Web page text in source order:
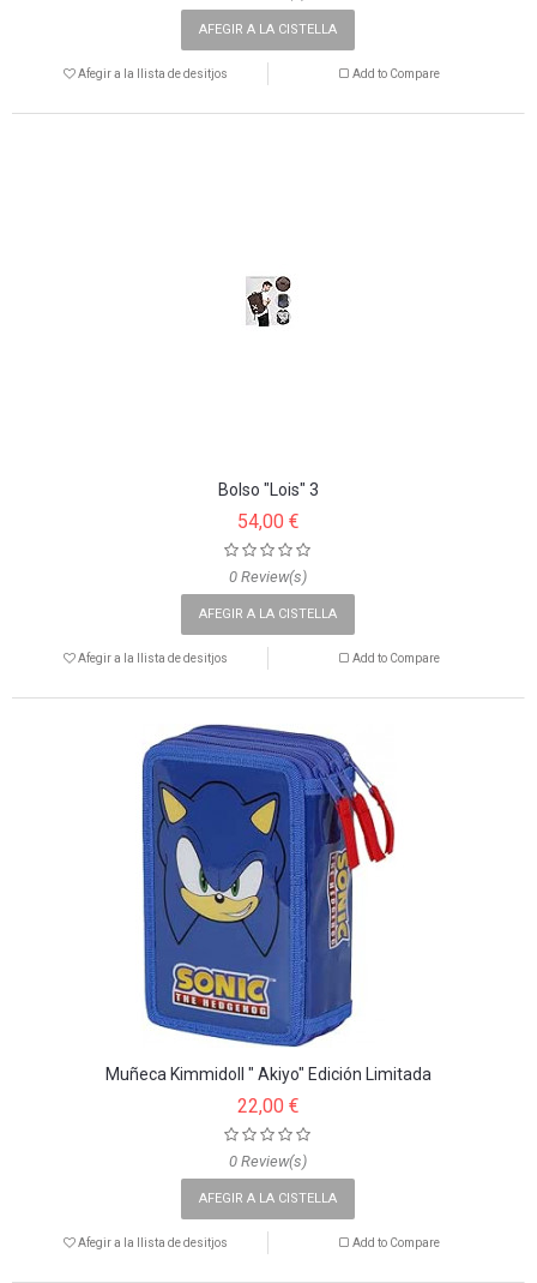
AFEGIR A LA CISTELLA
Afegir a la llista de desitjos Add to Compare
Bolso "Lois" 3
54,00 €
0 Review(s)
AFEGIR A LA CISTELLA
Afegir a la llista de desitjos Add to Compare
Muñeca Kimmidoll " Akiyo" Edición Limitada
22,00 €
0 Review(s)
AFEGIR A LA CISTELLA
Afegir a la llista de desitjos Add to Compare